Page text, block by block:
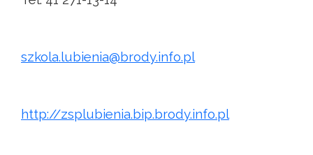
szkola.lubienia@brody.info.pl
http://zsplubienia.bip.brody.info.pl